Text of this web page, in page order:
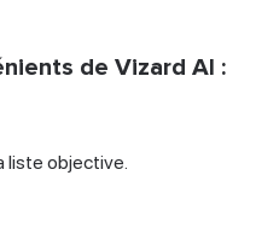
de Vizard AI :
liste objective.